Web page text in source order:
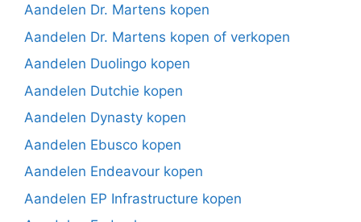
Aandelen Dr. Martens kopen
Aandelen Dr. Martens kopen of verkopen
Aandelen Duolingo kopen
Aandelen Dutchie kopen
Aandelen Dynasty kopen
Aandelen Ebusco kopen
Aandelen Endeavour kopen
Aandelen EP Infrastructure kopen